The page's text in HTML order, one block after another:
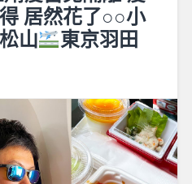
居然花了○○小
山
東京羽田